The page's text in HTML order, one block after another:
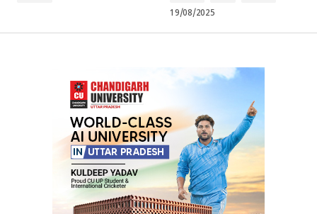
Your E-mail*
Submit Comment
19/08/2025